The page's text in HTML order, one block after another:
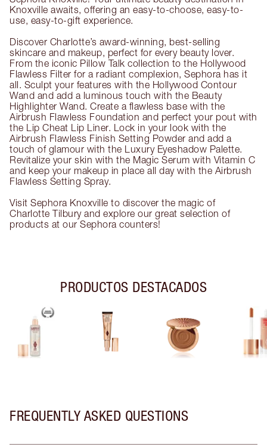
Knoxville awaits, offering an easy-to-choose, easy-to-
use, easy-to-gift experience.
Discover Charlotte’s award-winning, best-selling
skincare and makeup, perfect for every beauty lover.
From the iconic Pillow Talk collection to the Hollywood
Flawless Filter for a radiant complexion, Sephora has it
all. Sculpt your features with the Hollywood Contour
Wand and add a luminous touch with the Beauty
Highlighter Wand. Create a flawless base with the
Airbrush Flawless Foundation and perfect your pout with
the Lip Cheat Lip Liner. Lock in your look with the
Airbrush Flawless Finish Setting Powder and add a
touch of glamour with the Luxury Eyeshadow Palette.
Revitalize your skin with the Magic Serum with Vitamin C
and keep your makeup in place all day with the Airbrush
Flawless Setting Spray.
Visit Sephora Knoxville to discover the magic of
Charlotte Tilbury and explore our great selection of
products at our Sephora counters!
PRODUCTOS DESTACADOS
FREQUENTLY ASKED QUESTIONS